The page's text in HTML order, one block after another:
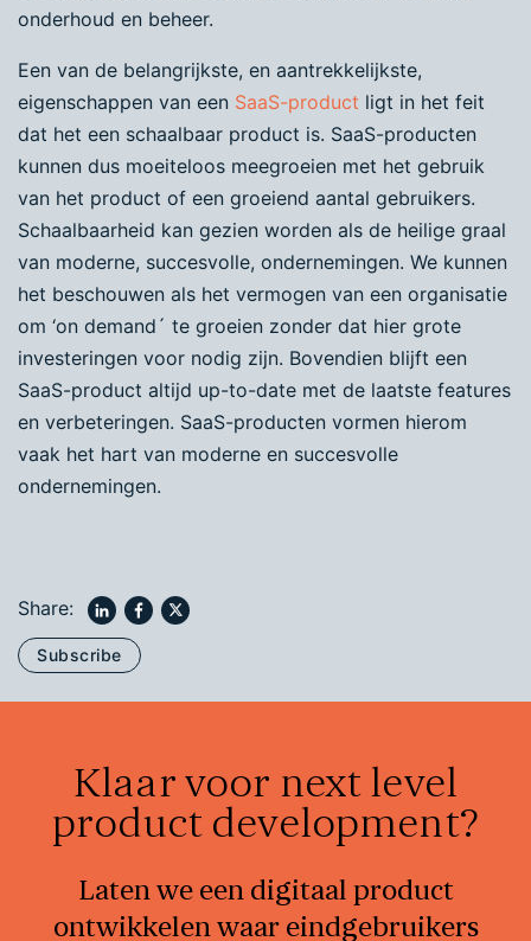
onderhoud en beheer.
Een van de belangrijkste, en aantrekkelijkste,
eigenschappen van een SaaS-product ligt in het feit
dat het een schaalbaar product is. SaaS-producten
kunnen dus moeiteloos meegroeien met het gebruik
van het product of een groeiend aantal gebruikers.
Schaalbaarheid kan gezien worden als de heilige graal
van moderne, succesvolle, ondernemingen. We kunnen
het beschouwen als het vermogen van een organisatie
om ‘on demand´ te groeien zonder dat hier grote
investeringen voor nodig zijn. Bovendien blijft een
SaaS-product altijd up-to-date met de laatste features
en verbeteringen. SaaS-producten vormen hierom
vaak het hart van moderne en succesvolle
ondernemingen.
Share:
Subscribe
Klaar voor next level
product development?
Laten we een digitaal product
ontwikkelen waar eindgebruikers